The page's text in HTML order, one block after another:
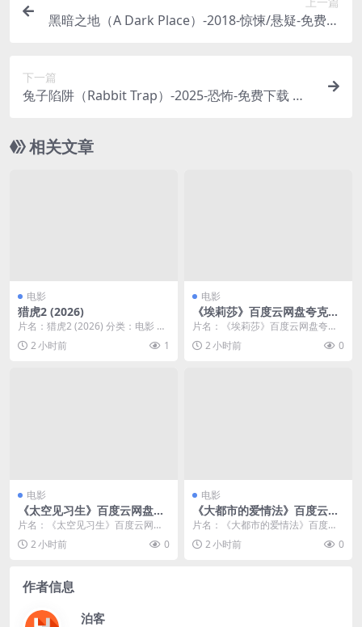
黑暗之地（A Dark Place）-2018-惊悚/悬疑-免费下
镇，隐藏着一个黑暗的秘密，而他自己，也成了某
些人的眼中钉🌲｜ GB
下一篇
兔子陷阱（Rabbit Trap）-2025-恐怖-免费下载 🐇
子陷阱”，当他们好奇地启动陷阱后，却没想到，这
个陷阱捕捉的，并非兔子……🐇｜ US
相关文章
电影
猎虎2 (2026)
片名：猎虎2 (2026) 分类：电影 年
份：2026 详情介绍 夸克网盘 百
度...2 小时前 1
电影
《埃莉莎》百度云网盘夸克下
载.阿里云盘.中字.(2025)
片名：《埃莉莎》百度云网盘夸克
下载.阿里云盘.中字.(2025) 分类：
电影 又...
2 小时前 0
电影
《太空见习生》百度云网盘夸
克下载.阿里云盘.中字.(2025)
片名：《太空见习生》百度云网盘
夸克下载.阿里云盘.中字.(2025) 分
类：电影...
2 小时前 0
电影
《大都市的爱情法》百度云网
盘下载.阿里云盘.韩语中字.(20
24)（资源分享）
片名：《大都市的爱情法》百度云
网盘下载.阿里云盘.韩语中字.(202
4) 分类：...
2 小时前 0
作者信息
泊客